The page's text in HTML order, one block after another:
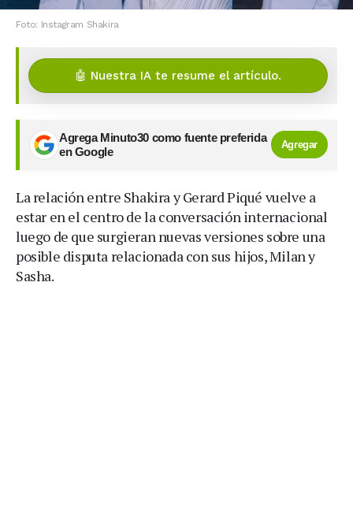
Foto: Instagram Shakira
🤖 Nuestra IA te resume el artículo.
Agrega Minuto30 como fuente preferida
en Google
Agregar
La relación entre Shakira y Gerard Piqué vuelve a
estar en el centro de la conversación internacional
luego de que surgieran nuevas versiones sobre una
posible disputa relacionada con sus hijos, Milan y
Sasha.